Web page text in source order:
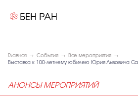
Главная События
Все мероприятия
Выставка к 100-летнему юбилею Юрия Львовича
АНОНСЫ МЕРОПРИЯТИЙ